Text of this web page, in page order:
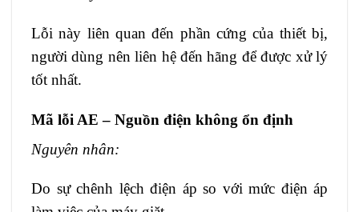
Lỗi này liên quan đến phần cứng của thiết bị,
người dùng nên liên hệ đến hãng để được xử lý
tốt nhất.
Mã lỗi AE – Nguồn điện không ổn định
Nguyên nhân:
Do sự chênh lệch điện áp so với mức điện áp